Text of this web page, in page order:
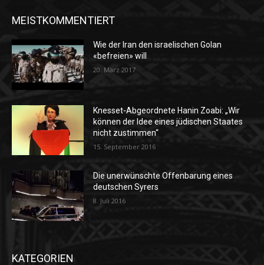
MEISTKOMMENTIERT
Wie der Iran den israelischen Golan
«befreien» will
20. März 2017
Knesset-Abgeordnete Hanin Zoabi: „Wir
können der Idee eines jüdischen Staates
nicht zustimmen“
15. September 2016
Die unerwünschte Offenbarung eines
deutschen Syrers
8. Juli 2016
KATEGORIEN